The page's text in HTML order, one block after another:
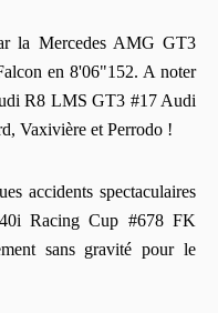
la Mercedes AMG GT3
en 8'06"152. A noter
R8 LMS GT3 #17 Audi
Vaxivière et Perrodo !
accidents spectaculaires
Racing Cup #678 FK
sans gravité pour le